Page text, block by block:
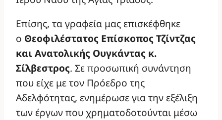
Επίσης, τα γραφεία μας επισκέφθηκε
ο Θεοφιλέστατος Επίσκοπος Τζίντζας
και Ανατολικής Ουγκάντας κ.
Σίλβεστρος. Σε προσωπική συνάντηση
που είχε με τον Πρόεδρο της
Αδελφότητας, ενημέρωσε για την εξέλιξη
των έργων που χρηματοδοτούνται μέσω